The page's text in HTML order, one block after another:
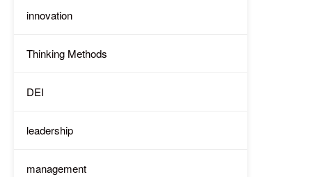
innovation
Thinking Methods
DEI
leadership
management